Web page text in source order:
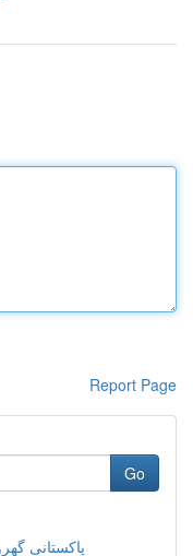
Report Page
Go
پاکستانی